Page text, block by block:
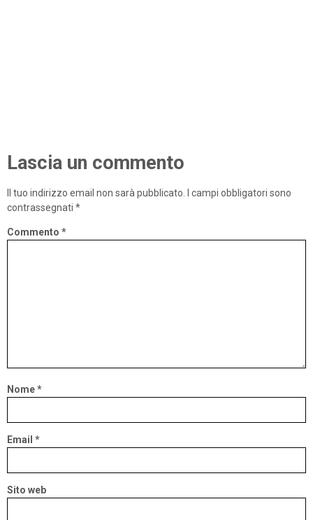
Lascia un commento
Il tuo indirizzo email non sarà pubblicato.
I campi obbligatori sono
contrassegnati *
Commento *
Nome*
Email *
Sito web